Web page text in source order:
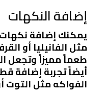
إضافة النكهات
يمكنك إضافة
مثل الفانيليا أو
طعماً مميزاً وتجعل
أيضاً تجربة إضافة
الفواكه مثل التوت